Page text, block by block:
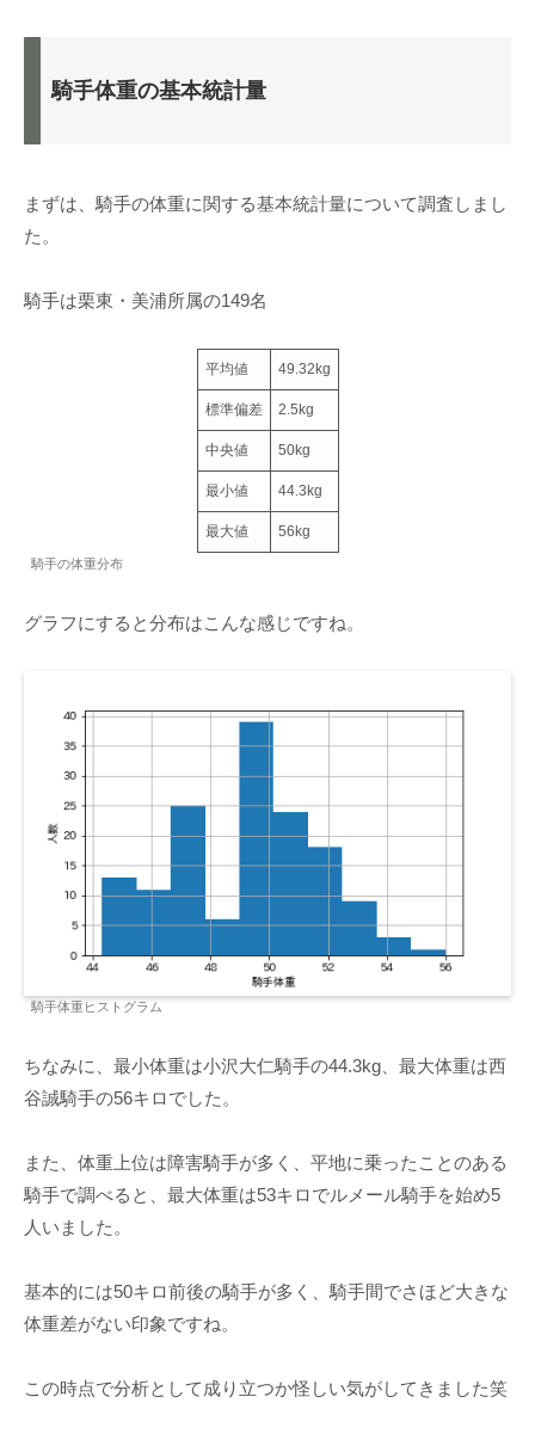
騎手体重の基本統計量
まずは、騎手の体重に関する基本統計量について調査しまし
た。
騎手は栗東・美浦所属の149名
平均値 49.32kg
標準偏差 2.5kg
中央値 50kg
最小値 44.3kg
最大値 56kg
騎手の体重分布
グラフにすると分布はこんな感じですね。
騎手体重ヒストグラム
ちなみに、最小体重は小沢大仁騎手の44.3kg、最大体重は西
谷誠騎手の56キロでした。
また、体重上位は障害騎手が多く、平地に乗ったことのある
騎手で調べると、最大体重は53キロでルメール騎手を始め5
人いました。
基本的には50キロ前後の騎手が多く、騎手間でさほど大きな
体重差がない印象ですね。
この時点で分析として成り立つか怪しい気がしてきました笑